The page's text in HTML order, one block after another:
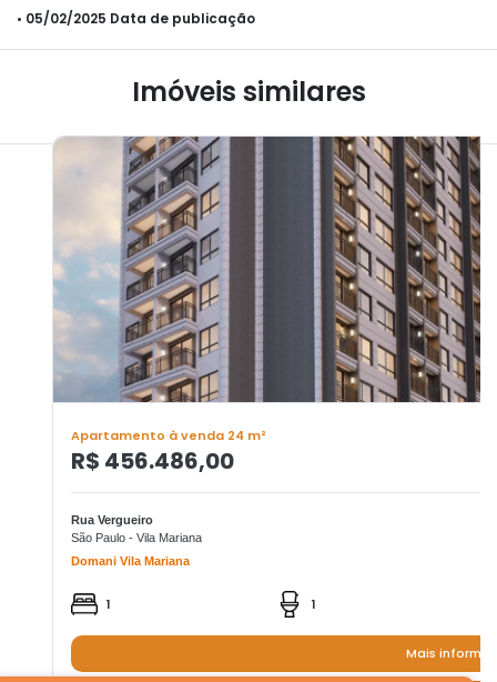
• 05/02/2025 Data de publicação
Imóveis similares
Apartamento à venda 24 m²
R$ 456.486,00
Rua Vergueiro
São Paulo - Vila Mariana
Domani Vila Mariana
1 1
Mais